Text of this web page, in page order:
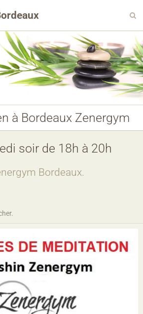
à Bordeaux Zenergym
soir de 18h à 20h
Bordeaux.